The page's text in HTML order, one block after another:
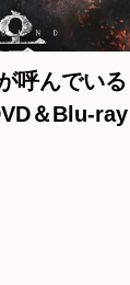
呼んでい
＆Blu-ray